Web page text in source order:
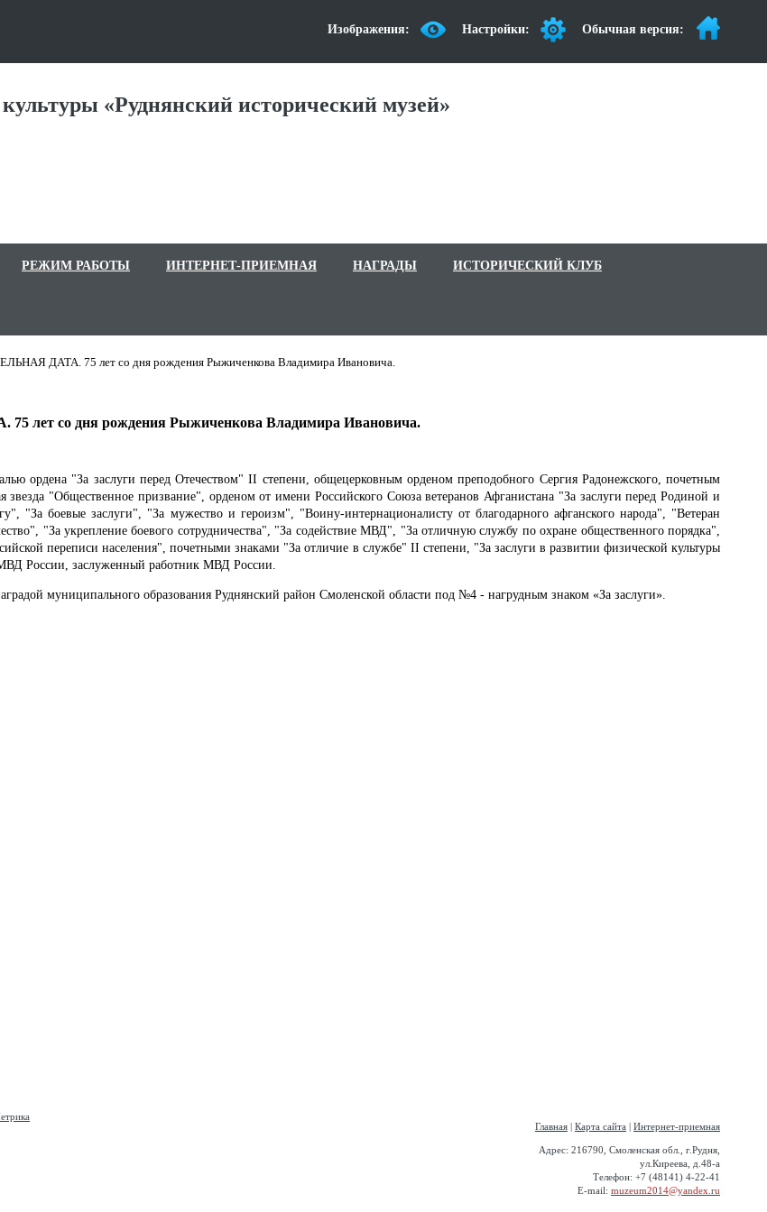
Изображения: Настройки: Обычная версия:
«Руднянский исторический музей»
РЕЖИМ РАБОТЫ ИНТЕРНЕТ-ПРИЕМНАЯ НАГРАДЫ ИСТОРИЧЕСКИЙ КЛУБ
ДАТА. 75 лет со дня рождения Рыжиченкова Владимира Ивановича.
со дня рождения Рыжиченкова Владимира Ивановича.
ордена "За заслуги перед Отечеством" II степени, общецерковным орденом преподобного Сергия Радонежского, почетным
звезда "Общественное призвание", орденом от имени Российского Союза ветеранов Афганистана "За заслуги перед Родиной и
"За боевые заслуги", "За мужество и героизм", "Воину-интернационалисту от благодарного афганского народа", "Ветеран
"За укрепление боевого сотрудничества", "За содействие МВД", "За отличную службу по охране общественного порядка",
переписи населения", почетными знаками "За отличие в службе" II степени, "За заслуги в развитии физической культуры
России, заслуженный работник МВД России.
муниципального образования Руднянский район Смоленской области под №4 - нагрудным знаком «За заслуги».
Главная | Карта сайта | Интернет-приемная
Адрес: 216790, Смоленская обл., г.Рудня,
ул.Киреева, д.48-а
Телефон: +7 (48141) 4-22-41
E-mail: muzeum2014@yandex.ru